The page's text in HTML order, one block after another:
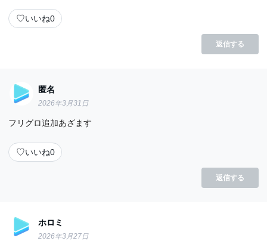
♡いいね0
返信する
匿名
2026年3月31日
フリグロ追加あざます
♡いいね0
返信する
ホロミ
2026年3月27日